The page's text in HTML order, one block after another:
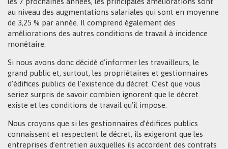
au niveau des augmentations salariales qui sont en moyenne
de 3,25 % par année. Il comprend également des
améliorations des autres conditions de travail à incidence
monétaire.
Si nous avons donc décidé d’informer les travailleurs, le
grand public et, surtout, les propriétaires et gestionnaires
d’édifices publics de l’existence du décret. C’est que vous
seriez surpris de savoir combien ignorent que le décret
existe et les conditions de travail qu’il impose.
Nous croyons que si les gestionnaires d’édifices publics
connaissent et respectent le décret, ils exigeront que les
entreprises d’entretien auxquelles ils accordent des contrats